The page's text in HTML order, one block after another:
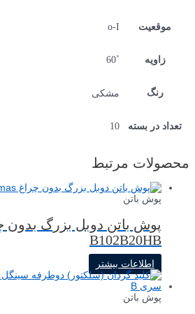
موقعیت o-I
زاویه ˚60
رنگ مشکی
تعداد در بسته 10
محصولات مرتبط
پوش باتن
B102B20HB
اطلاعات بیشتر
پوش باتن